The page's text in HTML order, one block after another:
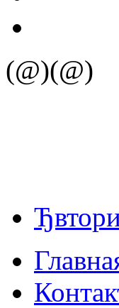
(@)(@)